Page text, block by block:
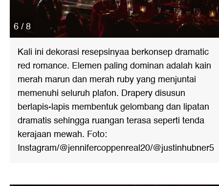
6 / 8
Kali ini dekorasi resepsinyaa berkonsep dramatic
red romance. Elemen paling dominan adalah kain
merah marun dan merah ruby yang menjuntai
memenuhi seluruh plafon. Drapery disusun
berlapis-lapis membentuk gelombang dan lipatan
dramatis sehingga ruangan terasa seperti tenda
kerajaan mewah. Foto:
Instagram/@jennifercoppenreal20/@justinhubner5